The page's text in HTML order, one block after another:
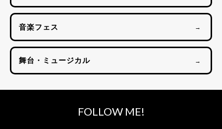
音楽フェス →
舞台・ミュージカル →
FOLLOW ME!